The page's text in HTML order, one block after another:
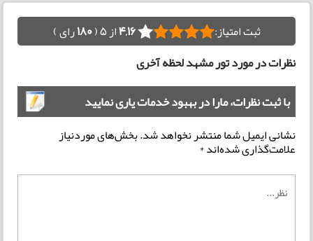
ثبت امتیاز: 4,16از 5 ( 180رای )
نظرات در مورد تور مشهد لحظه آخری
با ثبت نظرات، مارا در بهبود خدمات یاری نمایید
نشانی ایمیل شما منتشر نخواهد شد.بخش‌های موردنیاز
علامت‌گذاری شده‌اند*